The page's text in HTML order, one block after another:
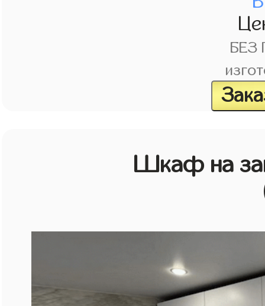
БЕЗ
Шкаф на